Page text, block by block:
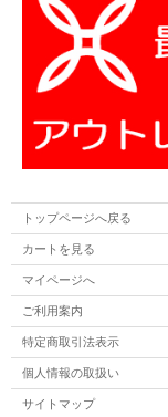
トップページへ戻る
カートを見る
マイページへ
ご利用案内
特定商取引法表示
個人情報の取扱い
サイトマップ